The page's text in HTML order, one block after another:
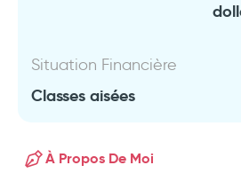
Situation Financière
Classes aisées
À Propos De Moi